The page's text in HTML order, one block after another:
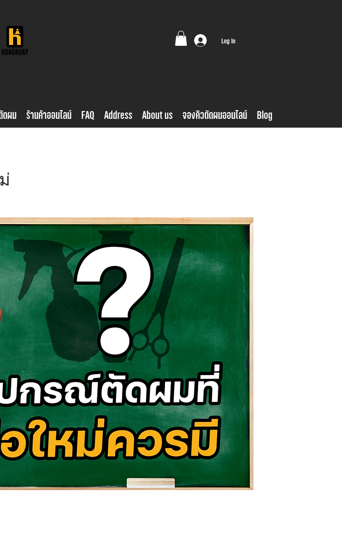
Log In
ดผม ร้านค้าออนไลน์ FAQ Address About us จองคิวตัดผมออนไลน์ Blog